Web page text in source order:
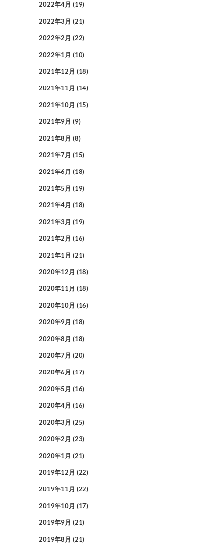
2022年4月 (19)
2022年3月 (21)
2022年2月 (22)
2022年1月 (10)
2021年12月 (18)
2021年11月 (14)
2021年10月 (15)
2021年9月 (9)
2021年8月 (8)
2021年7月 (15)
2021年6月 (18)
2021年5月 (19)
2021年4月 (18)
2021年3月 (19)
2021年2月 (16)
2021年1月 (21)
2020年12月 (18)
2020年11月 (18)
2020年10月 (16)
2020年9月 (18)
2020年8月 (18)
2020年7月 (20)
2020年6月 (17)
2020年5月 (16)
2020年4月 (16)
2020年3月 (25)
2020年2月 (23)
2020年1月 (21)
2019年12月 (22)
2019年11月 (22)
2019年10月 (17)
2019年9月 (21)
2019年8月 (21)